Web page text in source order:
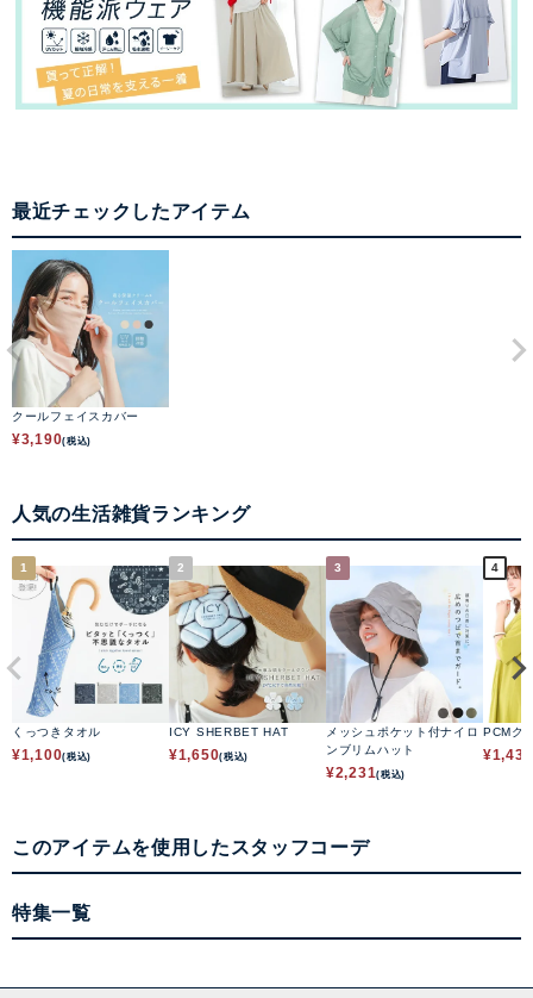
最近チェックしたアイテム
クールフェイスカバー
¥3,190(税込)
人気の生活雑貨ランキング
1
くっつきタオル
¥1,100(税込)
2
ICY SHERBET HAT
¥1,650(税込)
3
メッシュポケット付ナイロ
ンブリムハット
¥2,231(税込)
4
PCMク
¥1,430
このアイテムを使用したスタッフコーデ
特集一覧